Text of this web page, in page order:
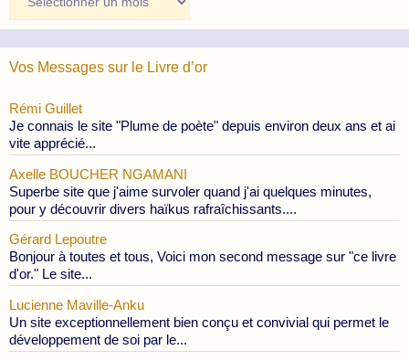
des
Publications
Vos Messages sur le Livre d’or
Rémi Guillet
Je connais le site "Plume de poète" depuis environ deux ans et ai
vite apprécié...
Axelle BOUCHER NGAMANI
Superbe site que j'aime survoler quand j'ai quelques minutes,
pour y découvrir divers haïkus rafraîchissants....
Gérard Lepoutre
Bonjour à toutes et tous, Voici mon second message sur "ce livre
d'or." Le site...
Lucienne Maville-Anku
Un site exceptionnellement bien conçu et convivial qui permet le
développement de soi par le...